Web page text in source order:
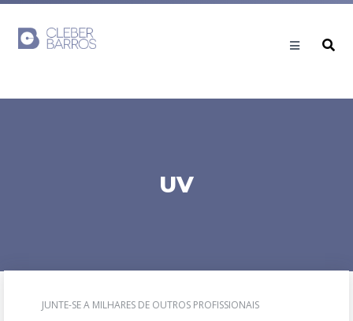
UV
JUNTE-SE A MILHARES DE OUTROS PROFISSIONAIS